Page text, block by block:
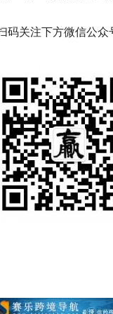
码关注下方微信公